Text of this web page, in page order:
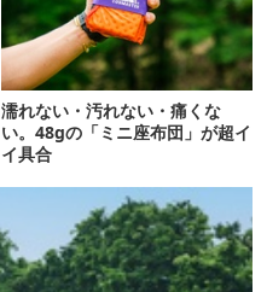
濡れない・汚れない・痛くな
い。48gの「ミニ座布団」が超イ
イ具合